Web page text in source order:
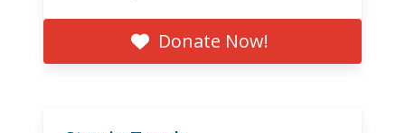
Donate Now!